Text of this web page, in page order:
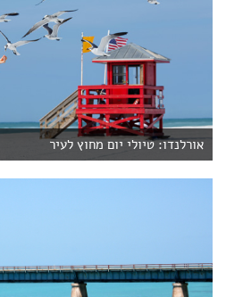
אורלנדו: טיולי יום מחוץ לעיר